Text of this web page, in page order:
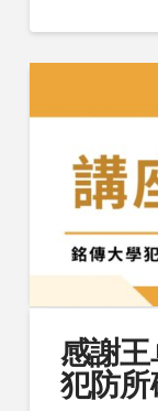
感謝王
犯防所